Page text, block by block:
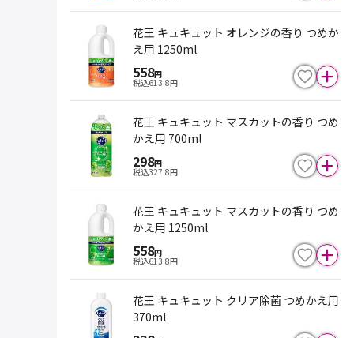
花王 キュキュット オレンジの香り つめか
え用 1250ml
558円
税込613.8円
花王 キュキュット マスカットの香り つめ
かえ用 700ml
298円
税込327.8円
花王 キュキュット マスカットの香り つめ
かえ用 1250ml
558円
税込613.8円
花王 キュキュット クリア除菌 つめかえ用
370ml